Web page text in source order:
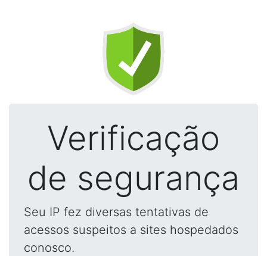
Verificação
de segurança
Seu IP fez diversas tentativas de
acessos suspeitos a sites hospedados
conosco.